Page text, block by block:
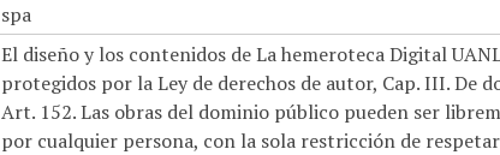
spa
El diseño y los contenidos de La hemeroteca Digital
protegidos por la Ley de derechos de autor, Cap. III. De
Art. 152. Las obras del dominio público pueden ser
por cualquier persona, con la sola restricción de